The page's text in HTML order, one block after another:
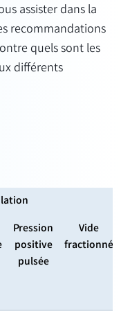
assister dans la
recommandations
quels sont les
différents
Pression
positive
pulsée
Vide
fractionné